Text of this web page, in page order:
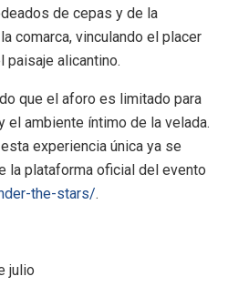
de cepas y de la
comarca, vinculando el placer
paisaje alicantino.
que el aforo es limitado para
el ambiente íntimo de la velada.
experiencia única ya se
la plataforma oficial del evento
the-stars/.
julio